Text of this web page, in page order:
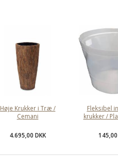
Høje Krukker i Træ /
Cemani
4.695,00 DKK
Fleksibel
krukker /
145,00